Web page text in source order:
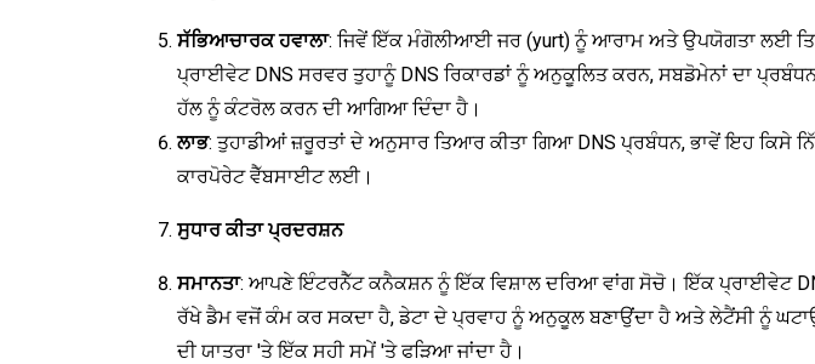
ਸੱਭਿਆਚਾਰਕ ਹਵਾਲਾ: ਜਿਵੇਂ ਇੱਕ ਮੰਗੋਲੀਆਈ ਜਰ (yurt) ਨੂੰ ਆਰਾਮ ਅਤੇ ਉਪਯੋਗਤਾ ਲਈ
ਪ੍ਰਾਈਵੇਟ DNS ਸਰਵਰ ਤੁਹਾਨੂੰ DNS ਰਿਕਾਰਡਾਂ ਨੂੰ ਅਨੁਕੂਲਿਤ ਕਰਨ, ਸਬਡੋਮੇਨਾਂ ਦਾ
ਹੱਲ ਨੂੰ ਕੰਟਰੋਲ ਕਰਨ ਦੀ ਆਗਿਆ ਦਿੰਦਾ ਹੈ।
ਲਾਭ: ਤੁਹਾਡੀਆਂ ਜ਼ਰੂਰਤਾਂ ਦੇ ਅਨੁਸਾਰ ਤਿਆਰ ਕੀਤਾ ਗਿਆ DNS ਪ੍ਰਬੰਧਨ, ਭਾਵੇਂ ਇਹ ਕਿਸੇ
ਕਾਰਪੋਰੇਟ ਵੈੱਬਸਾਈਟ ਲਈ।
ਸੁਧਾਰ ਕੀਤਾ ਪ੍ਰਦਰਸ਼ਨ
ਸਮਾਨਤਾ: ਆਪਣੇ ਇੰਟਰਨੈੱਟ ਕਨੈਕਸ਼ਨ ਨੂੰ ਇੱਕ ਵਿਸ਼ਾਲ ਦਰਿਆ ਵਾਂਗ ਸੋਚੋ। ਇੱਕ ਪ੍ਰਾਈਵੇਟ
ਰੱਖੇ ਡੈਮ ਵਜੋਂ ਕੰਮ ਕਰ ਸਕਦਾ ਹੈ, ਡੇਟਾ ਦੇ ਪ੍ਰਵਾਹ ਨੂੰ ਅਨੁਕੂਲ ਬਣਾਉਂਦਾ ਹੈ ਅਤੇ ਲੇਟੈਂਸੀ ਨੂੰ
ਦੀ ਯਾਤਰਾ 'ਤੇ ਇੱਕ ਸਹੀ ਸਮੇਂ 'ਤੇ ਫੜਿਆ ਜਾਂਦਾ ਹੈ।